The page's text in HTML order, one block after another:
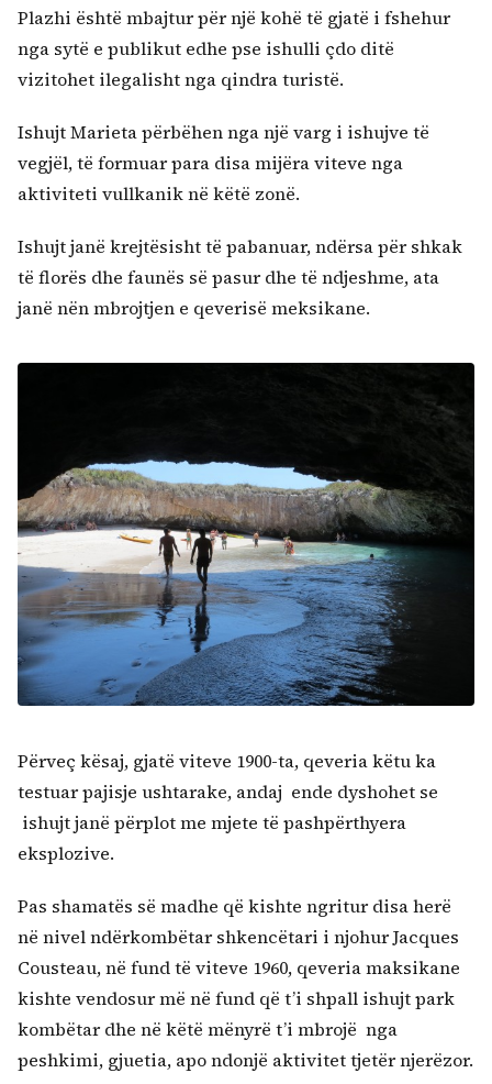
Plazhi është mbajtur për një kohë të gjatë i fshehur
nga sytë e publikut edhe pse ishulli çdo ditë
vizitohet ilegalisht nga qindra turistë.
Ishujt Marieta përbëhen nga një varg i ishujve të
vegjël, të formuar para disa mijëra viteve nga
aktiviteti vullkanik në këtë zonë.
Ishujt janë krejtësisht të pabanuar, ndërsa për shkak
të florës dhe faunës së pasur dhe të ndjeshme, ata
janë nën mbrojtjen e qeverisë meksikane.
Përveç kësaj, gjatë viteve 1900-ta, qeveria këtu ka
testuar pajisje ushtarake, andaj ende dyshohet se
ishujt janë përplot me mjete të pashpërthyera
eksplozive.
Pas shamatës së madhe që kishte ngritur disa herë
në nivel ndërkombëtar shkencëtari i njohur Jacques
Cousteau, në fund të viteve 1960, qeveria maksikane
kishte vendosur më në fund që t’i shpall ishujt park
kombëtar dhe në këtë mënyrë t’i mbrojë nga
peshkimi, gjuetia, apo ndonjë aktivitet tjetër njerëzor.